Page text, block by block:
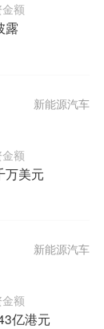
额
露
额
万美元
新能源汽车
额
亿港元
新能源汽车